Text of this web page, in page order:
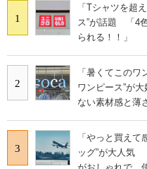
1
「Tシャツを超
ス”が話題 「4
られる！！」
2
「暑くてこの
ワンピース”が
ない素材感と薄
3
「やっと買え
ッグ”が大人気